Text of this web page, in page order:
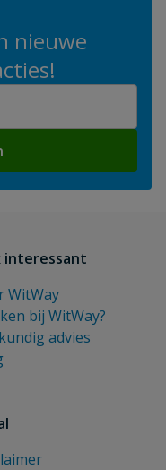
nieuwe
interessant
WitWay
bij WitWay?
advies